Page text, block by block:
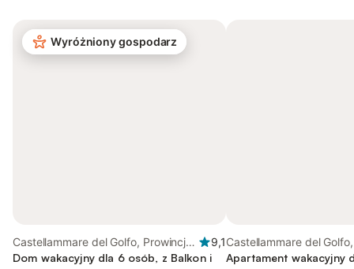
Wyróżniony gospodarz
Castellammare del Golfo, Prowincja
Trapani
9,1
Dom wakacyjny dla 6 osób, z Balkon i
Castellammare del
Trapani
Apartament wakacyjny